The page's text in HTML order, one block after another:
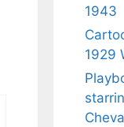
1943
1929